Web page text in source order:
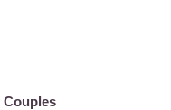
Couples